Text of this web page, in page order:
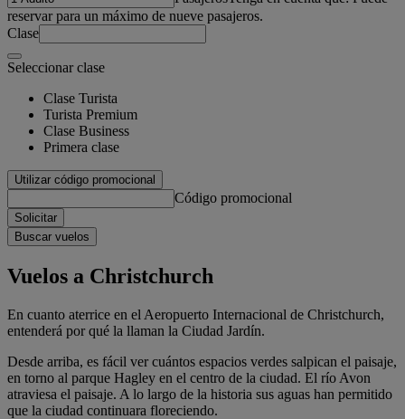
reservar para un máximo de nueve pasajeros.
Clase
Seleccionar clase
Clase Turista
Turista Premium
Clase Business
Primera clase
Utilizar código promocional
Código promocional
Solicitar
Buscar vuelos
Vuelos a Christchurch
En cuanto aterrice en el Aeropuerto Internacional de Christchurch,
entenderá por qué la llaman la Ciudad Jardín.
Desde arriba, es fácil ver cuántos espacios verdes salpican el paisaje,
en torno al parque Hagley en el centro de la ciudad. El río Avon
atraviesa el paisaje. A lo largo de la historia sus aguas han permitido
que la ciudad continuara floreciendo.